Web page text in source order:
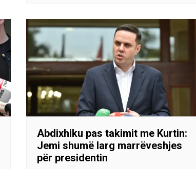
Abdixhiku pas takimit me Kurtin:
Jemi shumë larg marrëveshjes
për presidentin